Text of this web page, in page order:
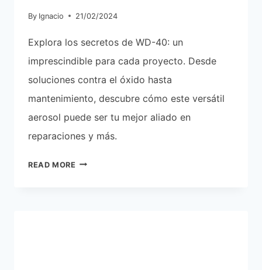
By Ignacio 21/02/2024
Explora los secretos de WD-40: un
imprescindible para cada proyecto. Desde
soluciones contra el óxido hasta
mantenimiento, descubre cómo este versátil
aerosol puede ser tu mejor aliado en
reparaciones y más.
READ MORE WD-